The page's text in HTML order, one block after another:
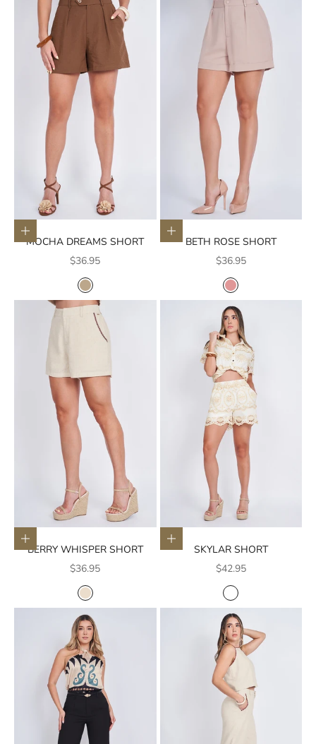
Elige opciones
MOCHA DREAMS SHORT
Precio de oferta
$36.95
COLOR
CAFE
Elige opciones
BETH ROSE SHORT
Precio de oferta
$36.95
COLOR
ROSADO
Elige opciones
BERRY WHISPER SHORT
Precio de oferta
$36.95
COLOR
CREMA
Elige opciones
SKYLAR SHORT
Precio de oferta
$42.95
COLOR
BLANCO